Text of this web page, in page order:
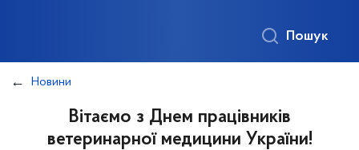
Пошук
Новини
Вітаємо з Днем працівників
ветеринарної медицини України!